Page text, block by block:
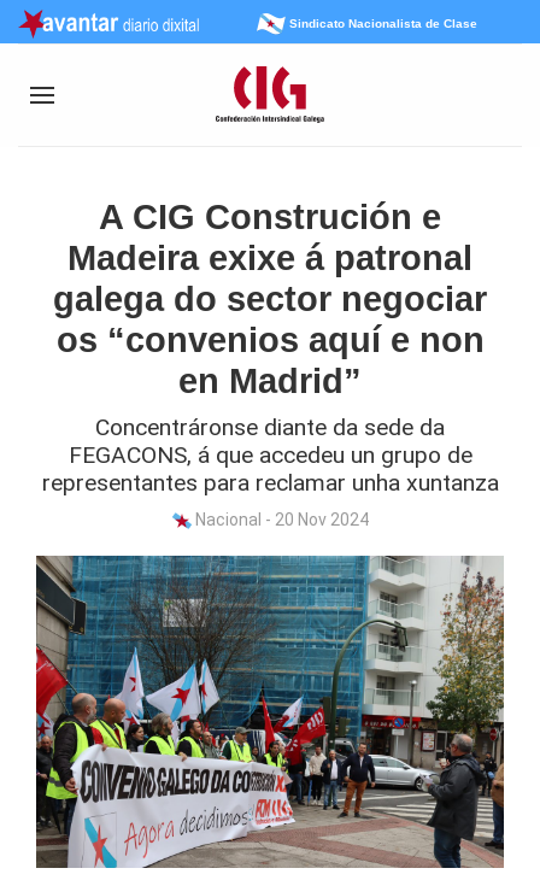
Sindicato Nacionalista de Clase
A CIG Construción e
Madeira exixe á patronal
galega do sector negociar
os “convenios aquí e non
en Madrid”
Concentráronse diante da sede da
FEGACONS, á que accedeu un grupo de
representantes para reclamar unha xuntanza
Nacional - 20 Nov 2024